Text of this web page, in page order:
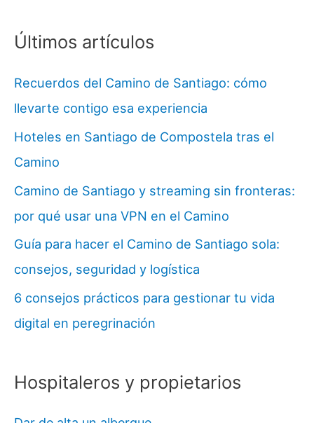
Últimos artículos
Recuerdos del Camino de Santiago: cómo
llevarte contigo esa experiencia
Hoteles en Santiago de Compostela tras el
Camino
Camino de Santiago y streaming sin fronteras:
por qué usar una VPN en el Camino
Guía para hacer el Camino de Santiago sola:
consejos, seguridad y logística
6 consejos prácticos para gestionar tu vida
digital en peregrinación
Hospitaleros y propietarios